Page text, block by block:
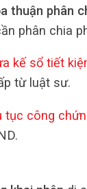
thuận phân
phân chia
kế sổ tiết
từ luật sư.
tục công